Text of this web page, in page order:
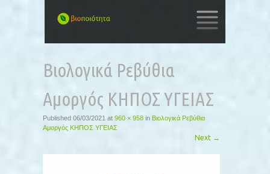
CONTENT
Βιολογικά Ρεβύθια
Αμοργός ΚΗΠΟΣ ΥΓΕΙΑΣ
Published 06/03/2021 at 960 × 958 in Βιολογικά Ρεβύθια
Αμοργός ΚΗΠΟΣ ΥΓΕΙΑΣ
Next →